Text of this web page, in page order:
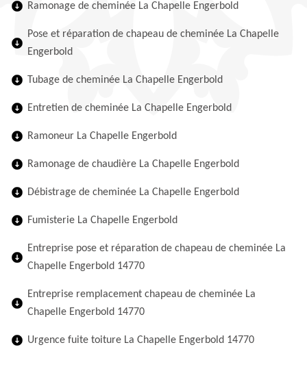
Ramonage de cheminée La Chapelle Engerbold
Pose et réparation de chapeau de cheminée La Chapelle
Engerbold
Tubage de cheminée La Chapelle Engerbold
Entretien de cheminée La Chapelle Engerbold
Ramoneur La Chapelle Engerbold
Ramonage de chaudière La Chapelle Engerbold
Débistrage de cheminée La Chapelle Engerbold
Fumisterie La Chapelle Engerbold
Entreprise pose et réparation de chapeau de cheminée La
Chapelle Engerbold 14770
Entreprise remplacement chapeau de cheminée La
Chapelle Engerbold 14770
Urgence fuite toiture La Chapelle Engerbold 14770